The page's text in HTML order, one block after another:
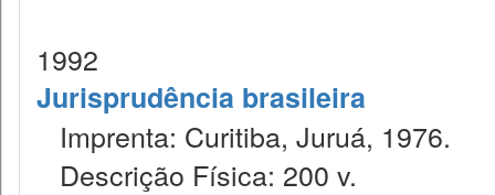
1992
Jurisprudência brasileira
Imprenta: Curitiba, Juruá, 1976.
Descrição Física: 200 v.